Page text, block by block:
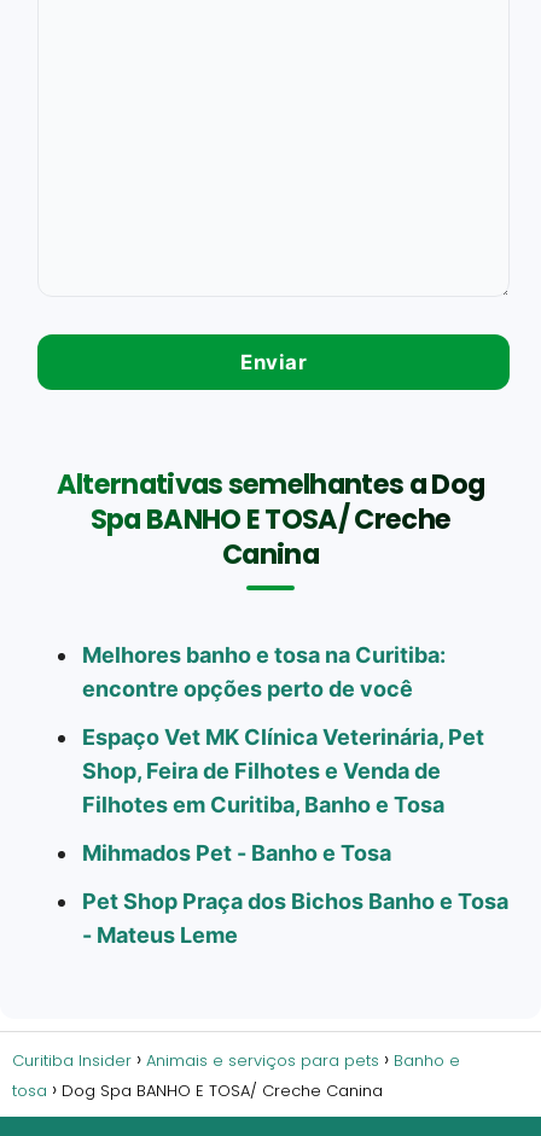
Alternativas semelhantes a Dog
Spa BANHO E TOSA/ Creche
Canina
Melhores banho e tosa na Curitiba:
encontre opções perto de você
Espaço Vet MK Clínica Veterinária, Pet
Shop, Feira de Filhotes e Venda de
Filhotes em Curitiba, Banho e Tosa
Mihmados Pet - Banho e Tosa
Pet Shop Praça dos Bichos Banho e Tosa
- Mateus Leme
Curitiba Insider Animais e serviços para pets
Banho e
tosa
Dog Spa BANHO E TOSA/ Creche Canina